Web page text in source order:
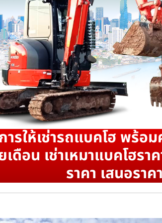
ารให้เช่ารถแบคโฮ พร้อ
เดือน เช่าเหมาแบคโฮร
ราคา เสนอรา